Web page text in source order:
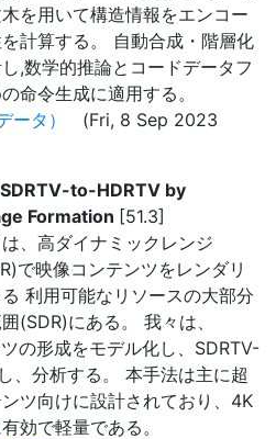
を用いて構造情報をエンコー
計算する。 自動合成・階層化
,数学的推論とコードデータフ
命令生成に適用する。
ータ）
(Fri, 8 Sep 2023
to-HDRTV by
Formation [51.3]
、高ダイナミックレンジ
で映像コンテンツをレンダリ
利用可能なリソースの大部分
(SDR)にある。 我々は、
の形成をモデル化し、SDRTV-
、分析する。 本手法は主に超
ツ向けに設計されており、4K
効で軽量である。